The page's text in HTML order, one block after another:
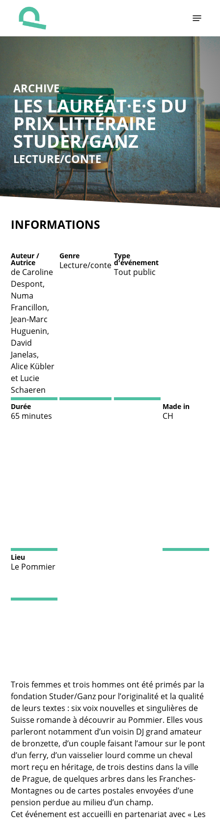
ARCHIVE
LES LAURÉAT·E·S DU
PRIX LITTÉRAIRE
STUDER/GANZ
LECTURE/CONTE
INFORMATIONS
Auteur /
Autrice
de Caroline
Despont,
Numa
Francillon,
Jean-Marc
Huguenin,
David
Janelas,
Alice Kübler
et Lucie
Schaeren
Genre
Lecture/conte
Type
d'événement
Tout public
Durée
65 minutes
Made in
CH
Lieu
Le Pommier
Trois femmes et trois hommes ont été primés par la
fondation Studer/Ganz pour l’originalité et la qualité
de leurs textes : six voix nouvelles et singulières de
Suisse romande à découvrir au Pommier. Elles vous
parleront notamment d’un voisin DJ grand amateur
de bronzette, d’un couple faisant l’amour sur le pont
d’un ferry, d’un vaisselier lourd comme un cheval
mort reçu en héritage, de trois destins dans la ville
de Prague, de quelques arbres dans les Franches-
Montagnes ou de cartes postales envoyées d’une
pension perdue au milieu d’un champ.
Cet événement est accueilli en partenariat avec « Les